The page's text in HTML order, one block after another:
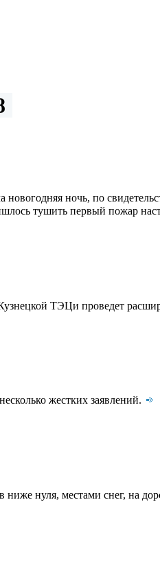
ночь, по
тушить первый пожар
ТЭЦи проведет
жестких заявлений.
нуля, местами снег, на